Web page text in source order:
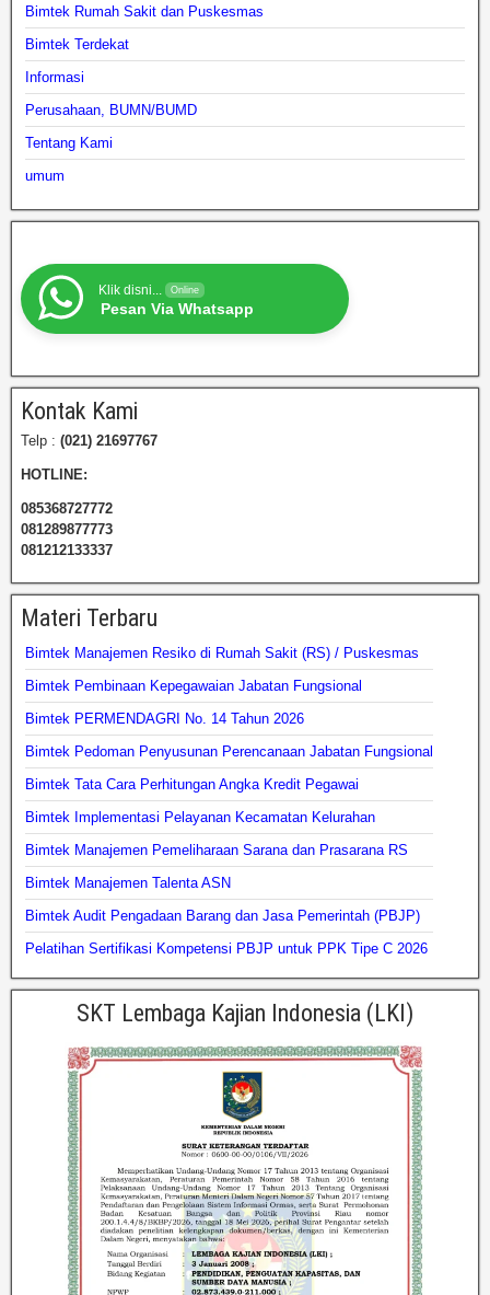
Bimtek Rumah Sakit dan Puskesmas
Bimtek Terdekat
Informasi
Perusahaan, BUMN/BUMD
Tentang Kami
umum
Klik disni... Online
Pesan Via Whatsapp
Kontak Kami
Telp : (021) 21697767
HOTLINE:
085368727772
081289877773
081212133337
Materi Terbaru
Bimtek Manajemen Resiko di Rumah Sakit (RS) / Puskesmas
Bimtek Pembinaan Kepegawaian Jabatan Fungsional
Bimtek PERMENDAGRI No. 14 Tahun 2026
Bimtek Pedoman Penyusunan Perencanaan Jabatan Fungsional
Bimtek Tata Cara Perhitungan Angka Kredit Pegawai
Bimtek Implementasi Pelayanan Kecamatan Kelurahan
Bimtek Manajemen Pemeliharaan Sarana dan Prasarana RS
Bimtek Manajemen Talenta ASN
Bimtek Audit Pengadaan Barang dan Jasa Pemerintah (PBJP)
Pelatihan Sertifikasi Kompetensi PBJP untuk PPK Tipe C 2026
SKT Lembaga Kajian Indonesia (LKI)